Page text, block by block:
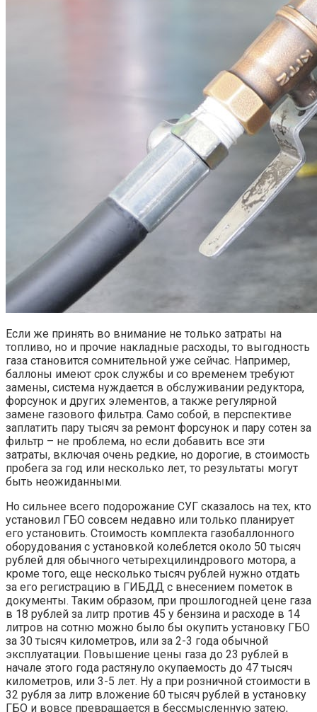
Если же принять во внимание не только затраты на
топливо, но и прочие накладные расходы, то выгодность
газа становится сомнительной уже сейчас. Например,
баллоны имеют срок службы и со временем требуют
замены, система нуждается в обслуживании редуктора,
форсунок и других элементов, а также регулярной
замене газового фильтра. Само собой, в перспективе
заплатить пару тысяч за ремонт форсунок и пару сотен за
фильтр – не проблема, но если добавить все эти
затраты, включая очень редкие, но дорогие, в стоимость
пробега за год или несколько лет, то результаты могут
быть неожиданными.
Но сильнее всего подорожание СУГ сказалось на тех, кто
установил ГБО совсем недавно или только планирует
его установить. Стоимость комплекта газобаллонного
оборудования с установкой колеблется около 50 тысяч
рублей для обычного четырехцилиндрового мотора, а
кроме того, еще несколько тысяч рублей нужно отдать
за его регистрацию в ГИБДД с внесением пометок в
документы. Таким образом, при прошлогодней цене газа
в 18 рублей за литр против 45 у бензина и расходе в 14
литров на сотню можно было бы окупить установку ГБО
за 30 тысяч километров, или за 2-3 года обычной
эксплуатации. Повышение цены газа до 23 рублей в
начале этого года растянуло окупаемость до 47 тысяч
километров, или 3-5 лет. Ну а при розничной стоимости в
32 рубля за литр вложение 60 тысяч рублей в установку
ГБО и вовсе превращается в бессмысленную затею,